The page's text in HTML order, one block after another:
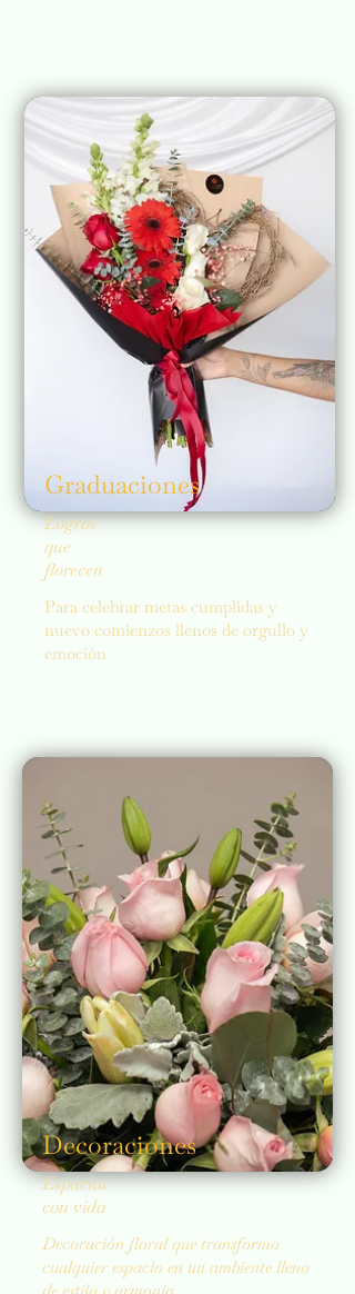
Graduaciones
Logros
que
florecen
Para celebrar metas cumplidas y
nuevo comienzos llenos de orgullo y
emoción
Decoraciones
Espacios
con vida
Decoración floral que transforma
cualquier espacio en un ambiente lleno